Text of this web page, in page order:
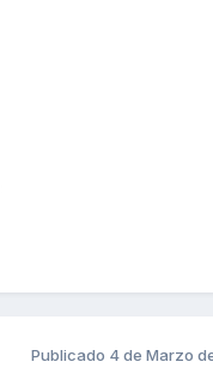
Publicado 4 de Marzo